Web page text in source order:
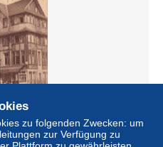
PENSION MELANIE
zu folgenden Zwecken: um
zur Verfügung zu